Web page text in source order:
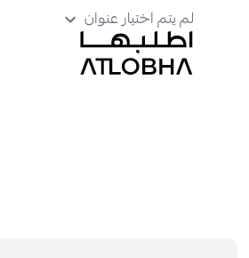
لم يتم اختيار عنوان